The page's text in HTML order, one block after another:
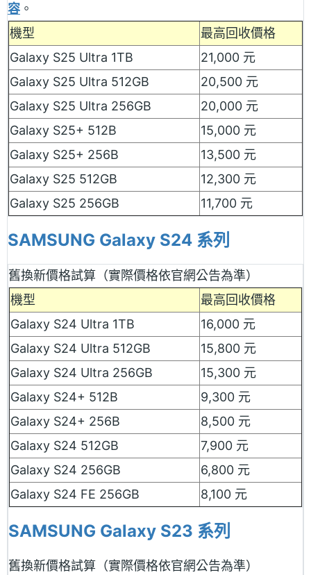
容 。
機型
最高回收價格
Galaxy S25 Ultra 1TB
21,000 元
Galaxy S25 Ultra 512GB
20,500 元
Galaxy S25 Ultra 256GB
20,000 元
Galaxy S25+ 512B
15,000 元
Galaxy S25+ 256B
13,500 元
Galaxy S25 512GB
12,300 元
Galaxy S25 256GB
11,700 元
SAMSUNG Galaxy S24 系列
舊換新價格試算（實際價格依官網公告為準）
機型
最高回收價格
Galaxy S24 Ultra 1TB
16,000 元
Galaxy S24 Ultra 512GB
15,800 元
Galaxy S24 Ultra 256GB
15,300 元
Galaxy S24+ 512B
9,300 元
Galaxy S24+ 256B
8,500 元
Galaxy S24 512GB
7,900 元
Galaxy S24 256GB
6,800 元
Galaxy S24 FE 256GB
8,100 元
SAMSUNG Galaxy S23 系列
舊換新價格試算（實際價格依官網公告為準）